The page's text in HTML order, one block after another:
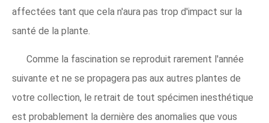
affectées tant que cela n'aura pas trop d'impact sur la
santé de la plante.
Comme la fascination se reproduit rarement l'année
suivante et ne se propagera pas aux autres plantes de
votre collection, le retrait de tout spécimen inesthétique
est probablement la dernière des anomalies que vous